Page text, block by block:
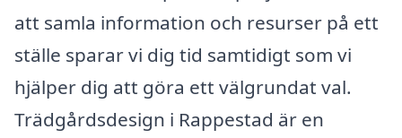
att samla information och resurser på ett
ställe sparar vi dig tid samtidigt som vi
hjälper dig att göra ett välgrundat val.
Trädgårdsdesign i Rappestad är en